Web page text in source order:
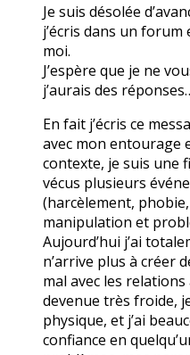
Je suis désolée
j’écris dans un
moi.
J’espère que je ne
j’aurais des
En fait j’écris ce
avec mon entourage
contexte, je suis une
vécus plusieurs
(harcèlement, phobie,
manipulation et
Aujourd’hui j’ai
n’arrive plus à créer
mal avec les relations
devenue très froide,
physique, et j’ai
confiance en